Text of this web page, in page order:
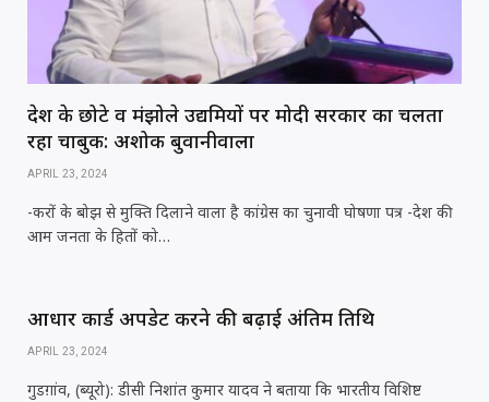
देश के छोटे व मंझोले उद्यमियों पर मोदी सरकार का चलता
रहा चाबुक: अशोक बुवानीवाला
APRIL 23, 2024
-करों के बोझ से मुक्ति दिलाने वाला है कांग्रेस का चुनावी घोषणा पत्र -देश की
आम जनता के हितों को…
आधार कार्ड अपडेट करने की बढ़ाई अंतिम तिथि
APRIL 23, 2024
गुडग़ांव, (ब्यूरो): डीसी निशांत कुमार यादव ने बताया कि भारतीय विशिष्ट